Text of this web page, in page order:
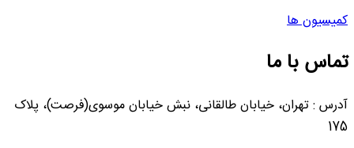
کمیسیون ها
تماس با ما
آدرس : تهران، خیابان طالقانی، نبش خیابان موسوی(فرصت)، پلاک
175